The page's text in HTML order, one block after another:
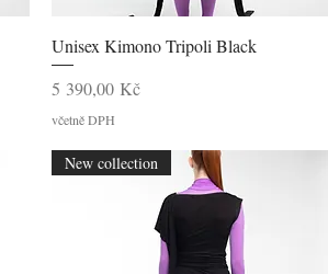
Rychlý náhled
Unisex Kimono Tripoli Black
Cena
5 390,00 Kč
včetně DPH
New collection